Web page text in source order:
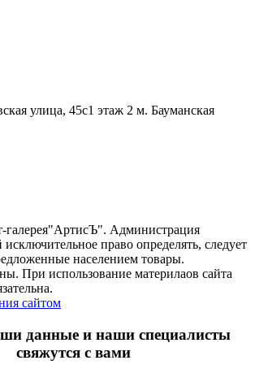
улица, 45с1 этаж 2 м. Бауманская
галерея"АртисЪ". Администрация
исключительное право определять, следует
населением товары.
При использование материлаов сайта
сайтом
данные и наши специалисты
свяжутся с вами